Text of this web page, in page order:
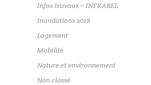
Infos travaux – INFRABEL
Inondations 2018
Logement
Mobilité
Nature et environnement
Non classé